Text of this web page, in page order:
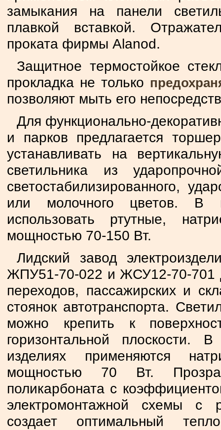
замыкания на панели
плавкой вставкой.
проката фирмы Alanod.
Защитное термостойкое
прокладка не только
позволяют мыть его
Для функционально-
и парков предлагается
устанавливать на
светильника из
светостабилизированного,
или молочного цветов. В
использовать ртутные,
мощностью 70-150 Вт.
Лидский завод
ЖПУ51-70-022 и ЖСУ12-70-701
переходов, пассажирских и
стоянок автотранспорта.
можно крепить к
горизонтальной плоскости.
изделиях применяются
мощностью 70 Вт.
поликарбоната с
электромонтажной схемы с
создает оптимальный